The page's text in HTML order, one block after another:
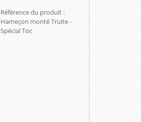
Référence du produit :
Hameçon monté Truite -
Spécial Toc